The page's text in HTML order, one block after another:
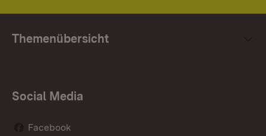
Themenübersicht
Social Media
Facebook